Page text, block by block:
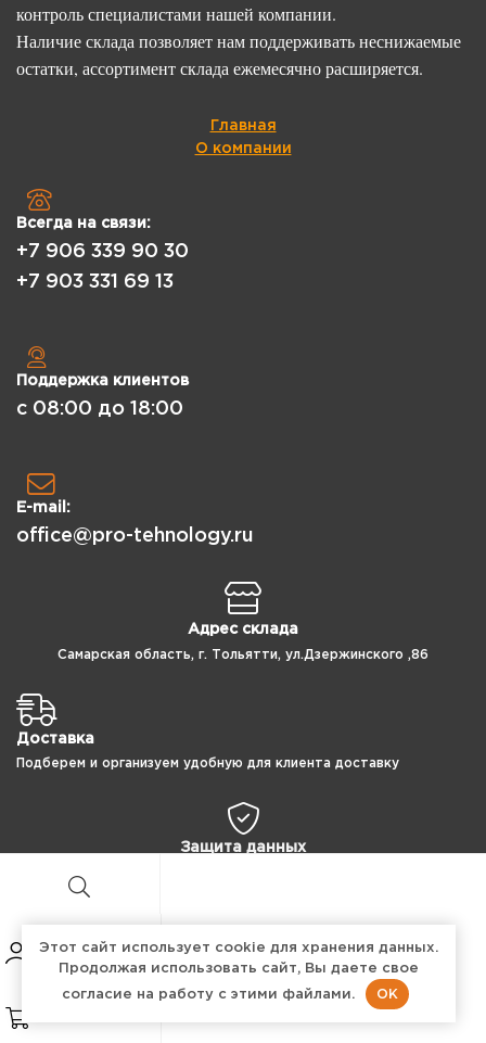
контроль специалистами нашей компании.
Наличие склада позволяет нам поддерживать неснижаемые
остатки, ассортимент склада ежемесячно расширяется.
Главная
О компании
Всегда на связи:
+7 906 339 90 30
+7 903 331 69 13
Поддержка клиентов
с 08:00 до 18:00
E-mail:
office@pro-tehnology.ru
Адрес склада
Самарская область, г. Тольятти, ул.Дзержинского ,86
Доставка
Подберем и организуем удобную для клиента доставку
Защита данных
Copyright © 2024 ПроТехнология
Этот сайт использует cookie для хранения данных.
Продолжая использовать сайт, Вы даете свое
согласие на работу с этими файлами. OK